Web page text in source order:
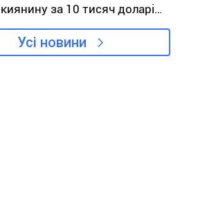
киянину за 10 тисяч доларів
незаконно потрапити у
Словаччину
Усі новини